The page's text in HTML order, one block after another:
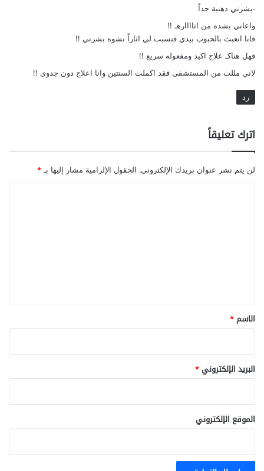
-بشرتي دهنية جداً
واعاني بشده من اثاااارهـ !!
فانا اتعبث بالحبوب بيدي فتسبب لي اثاراً تشوه بشرتي !!
فهل هناكـ علاج اكيد ومفعوله سريع !!
لاني مللت من المستشفى فقد اكملت السنتين وانا اعلاج دون جدوى !!
رد
اترك تعليقاً
لن يتم نشر عنوان بريدك الإلكتروني. الحقول الإلزامية مشار إليها بـ*
*
الاسم*
البريد الإلكتروني*
الموقع الإلكتروني